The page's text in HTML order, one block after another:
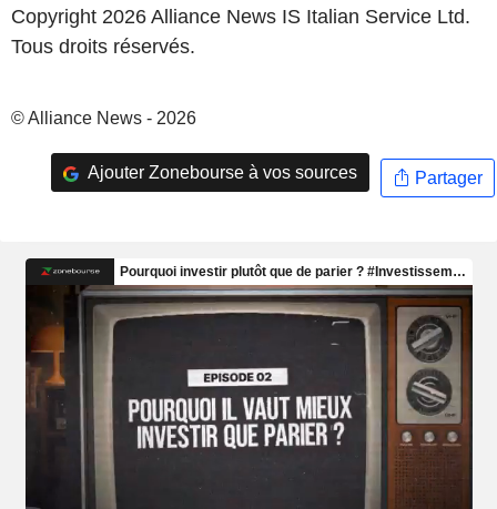
Copyright 2026 Alliance News IS Italian Service Ltd.
Tous droits réservés.
© Alliance News - 2026
Ajouter Zonebourse à vos sources Partager